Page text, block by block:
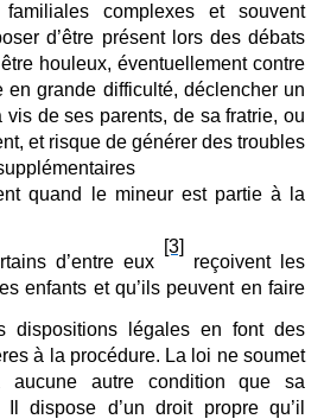
complexes et souvent
d’être présent lors des débats
houleux, éventuellement contre
en grande difficulté, déclencher un
de ses parents, de sa fratrie, ou
et risque de générer des troubles
quand le mineur est partie à la
d’entre eux
[3]
reçoivent les
enfants et qu’ils peuvent en faire
dispositions légales en font des
à la procédure. La loi ne soumet
aucune autre condition que sa
dispose d’un droit propre qu’il